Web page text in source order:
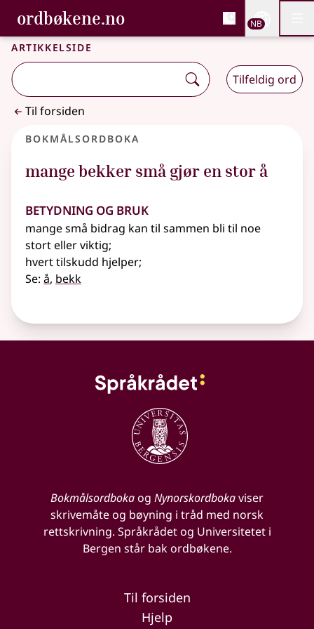
Gå til hovedinnhold
Tilgjengelighet
ordbøkene.no, Bokmålsordboka og
Bokmålsordboka og Nynorskordboka
NB
Artikkelside
Tilfeldig ord
Til forsiden
Bokmålsordboka
mange bekker små gjør en stor å
Betydning og bruk
mange små bidrag kan til sammen bli til noe
stort eller viktig;
hvert tilskudd hjelper;
Se: å, bekk
Bokmålsordbokaog Nynorskordbokaviser
skrivemåte og bøyning i tråd med norsk
rettskrivning. Språkrådet og Universitetet i
Bergen står bak ordbøkene.
Til forsiden
Hjelp